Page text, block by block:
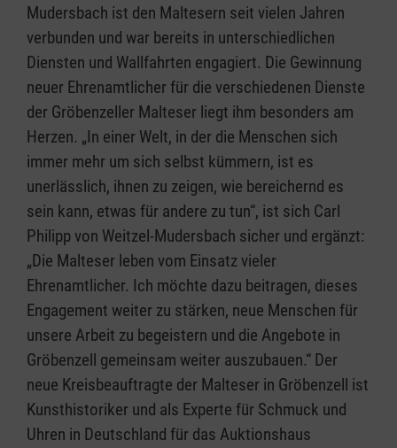
Mudersbach ist den Maltesern seit vielen Jahren
verbunden und war bereits in unterschiedlichen
Diensten und Wallfahrten engagiert. Die Gewinnung
neuer Ehrenamtlicher für die verschiedenen Dienste
der Gröbenzeller Malteser liegt ihm besonders am
Herzen. „In einer Welt, in der die Menschen sich
immer mehr um sich selbst kümmern, ist es
unerlässlich, ihnen zu zeigen, wie bereichernd es
sein kann, etwas für andere zu tun“, ist sich Carl
Philipp von Weitzel-Mudersbach sicher und ergänzt:
„Die Malteser leben vom Einsatz vieler
Ehrenamtlicher. Ich möchte dazu beitragen, dieses
Engagement weiter zu stärken, neue Menschen für
unsere Arbeit zu begeistern und die Angebote in
Gröbenzell gemeinsam weiter auszubauen.“ Der
neue Kreisbeauftragte der Malteser in Gröbenzell ist
Kunsthistoriker und als Experte für Schmuck und
Uhren in Deutschland für das Auktionshaus